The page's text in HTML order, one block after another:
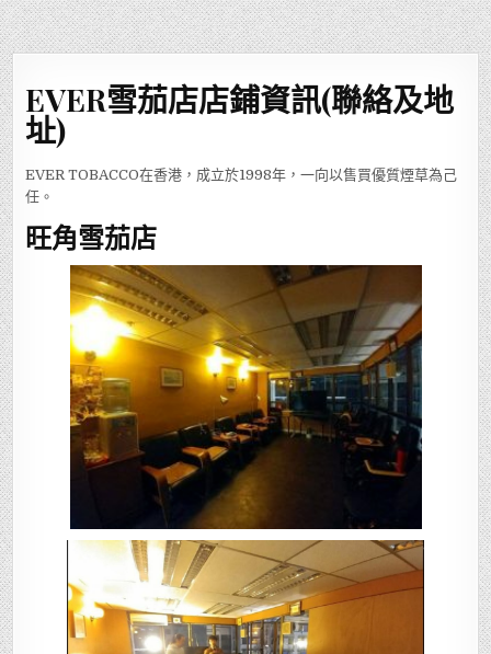
EVER雪茄店店鋪資訊(聯絡及地
址)
EVER TOBACCO在香港，成立於1998年，一向以售買優質煙草為己
任。
旺角雪茄店